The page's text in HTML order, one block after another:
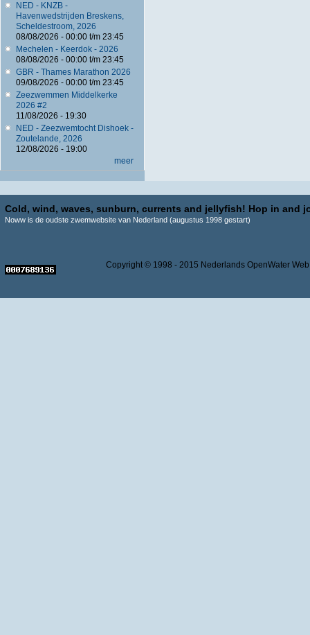
NED - KNZB -
Havenwedstrijden Breskens,
Scheldestroom, 2026
08/08/2026 - 00:00t/m 23:45
Mechelen - Keerdok - 2026
08/08/2026 - 00:00t/m 23:45
GBR - Thames Marathon 2026
09/08/2026 - 00:00t/m 23:45
Zeezwemmen Middelkerke
2026 #2
11/08/2026 - 19:30
NED - Zeezwemtocht Dishoek -
Zoutelande, 2026
12/08/2026 - 19:00
meer
Cold, wind, waves, sunburn, currents and jellyfish! Hop in and
Noww is de oudste zwemwebsite van Nederland (augustus 1998 gestart)
Copyright © 1998 - 2015 Nederlands OpenWater